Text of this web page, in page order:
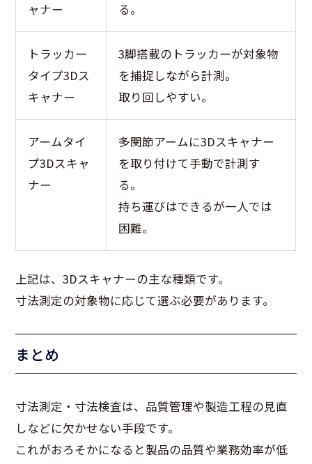
ャナー
る。
トラッカー
タイプ3Dス
キャナー
3脚搭載のトラッカーが対象物
を捕捉しながら計測。
取り回しやすい。
アームタイ
プ3Dスキャ
ナー
多関節アームに3Dスキャナー
を取り付けて手動で計測す
る。
持ち運びはできるが一人では
困難。
上記は、3Dスキャナーの主な種類です。
寸法測定の対象物に応じて選ぶ必要があります。
まとめ
寸法測定・寸法検査は、品質管理や製造工程の見直
しなどに欠かせない手段です。
これがおろそかになると製品の品質や業務効率が低